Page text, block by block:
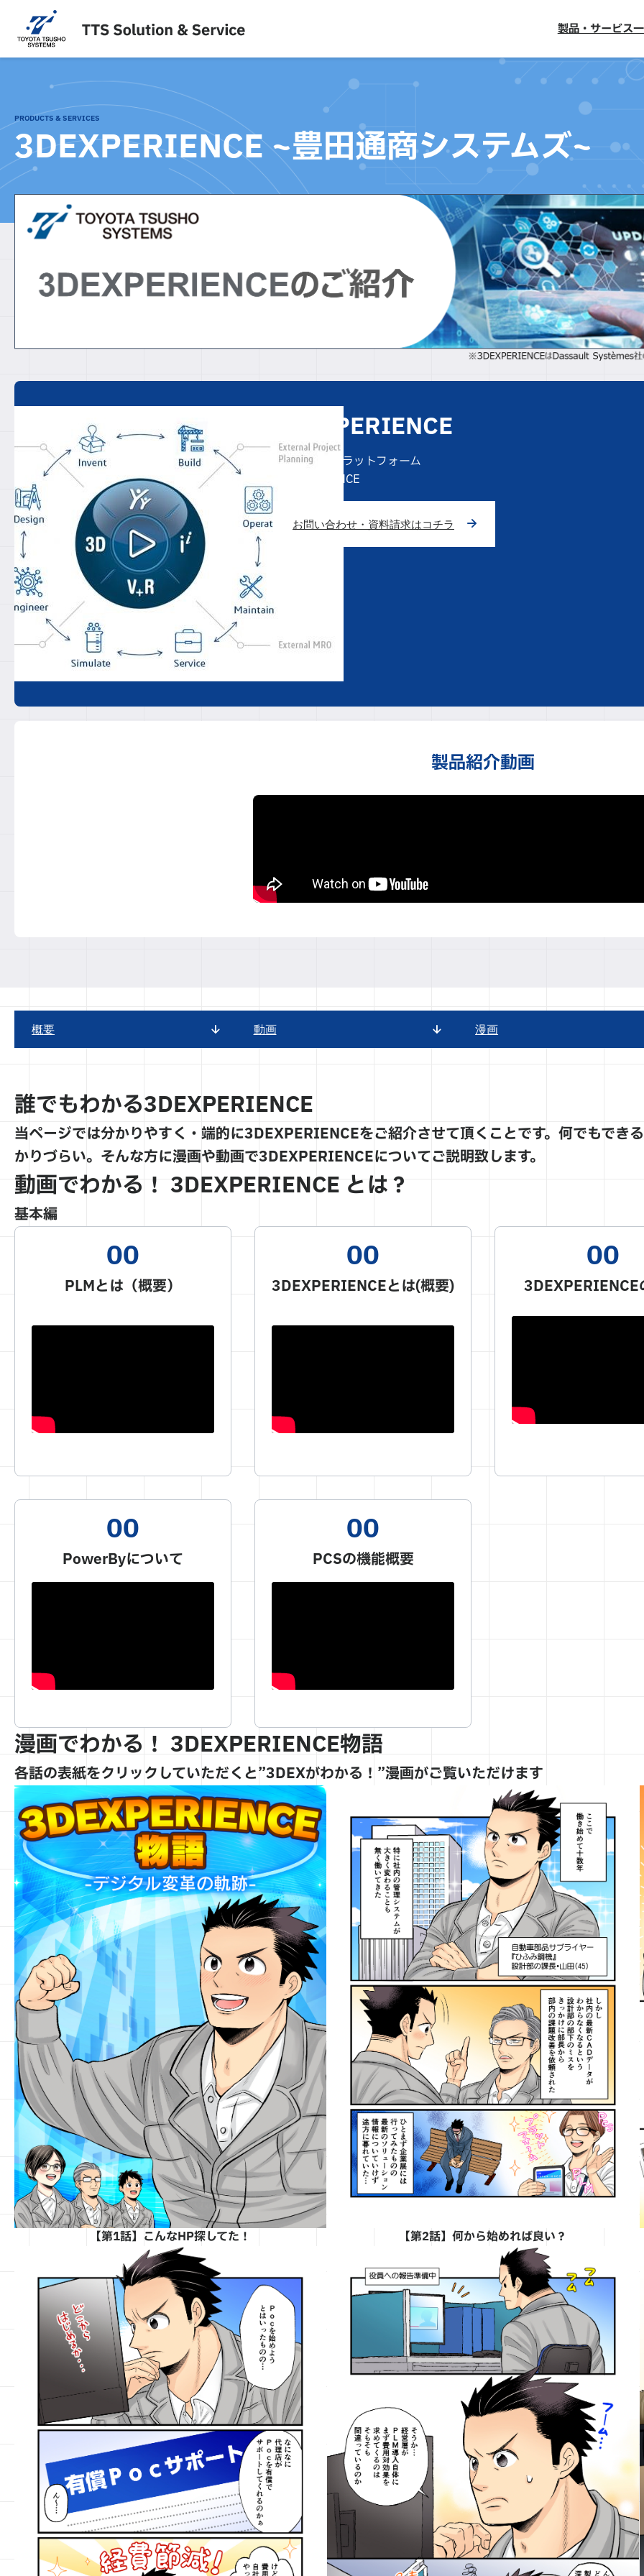
ス
製品・サービス
PRODUCTS & SERVICES
3DEXPERIENCE ~豊田通商システムズ~
3DEXPERIENCE
製品管理のプラットフォーム
3DEXPERIENCE
お問い合わせ・資料請求はコチラ
製品紹介動画
概要 動画 漫画
誰でもわかる3DEXPERIENCE
当ページでは分かりやすく・端的に3DEXPERIENCEをご紹介させて頂くことです。何でもでき
かりづらい。そんな方に漫画や動画で3DEXPERIENCEについてご説明致します。
動画でわかる！ 3DEXPERIENCE とは？
基本編
PLMとは（概要） 3DEXPERIENCEとは(概要) 3DEXPERIENCE
PowerByについて PCSの機能概要
漫画でわかる！ 3DEXPERIENCE物語
各話の表紙をクリックしていただくと”3DEXがわかる！”漫画がご覧いただけます
【第1話】こんなHP探してた！ 【第2話】何から始めれば良い？